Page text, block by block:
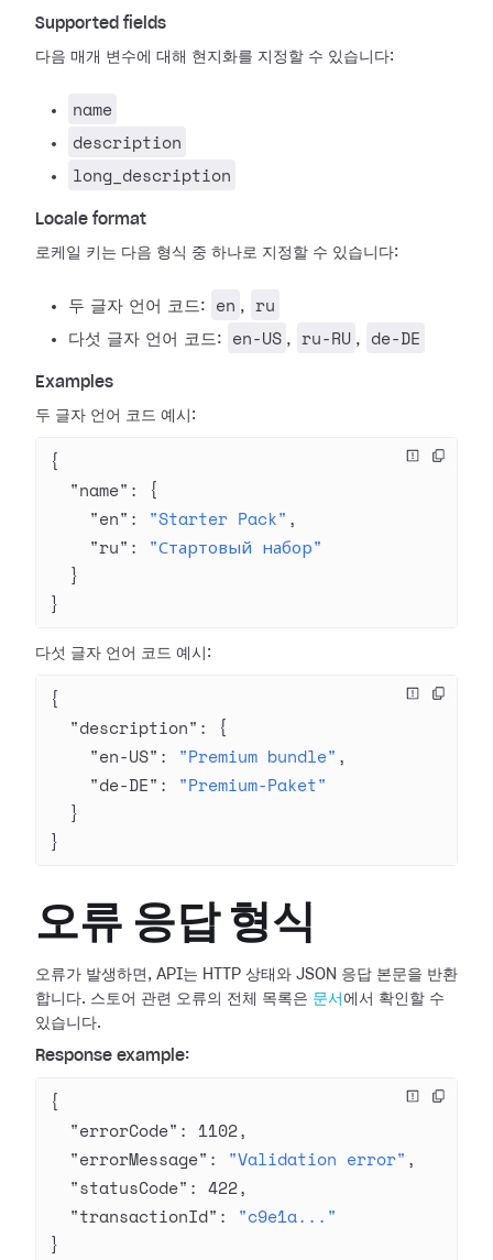
Supported fields
다음 매개 변수에 대해 현지화를 지정할 수 있습니다:
name
description
long_description
Locale format
로케일 키는 다음 형식 중 하나로 지정할 수 있습니다:
두 글자 언어 코드: en , ru
다섯 글자 언어 코드: en-US , ru-RU , de-DE
Examples
두 글자 언어 코드 예시:
{
  "name"
: {
    "en"
: "Starter Pack" ,
    "ru"
: "Стартовый набор"
  }
}
다섯 글자 언어 코드 예시:
{
  "description"
: {
    "en-US"
: "Premium bundle" ,
    "de-DE"
: "Premium-Paket"
  }
}
오류 응답 형식
오류가 발생하면, API는 HTTP 상태와 JSON 응답 본문을 반환
합니다. 스토어 관련 오류의 전체 목록은 문서 에서 확인할 수
있습니다.
Response example:
{
  "errorCode"
: 1102,
  "errorMessage"
: "Validation error" ,
  "statusCode"
: 422,
  "transactionId"
: "c9e1a..."
}